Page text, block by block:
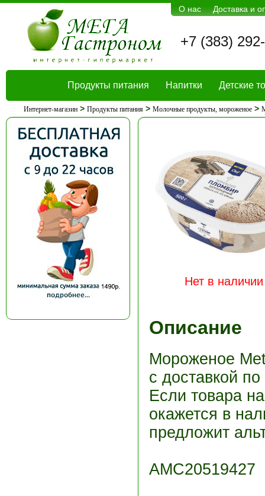
О нас Доставка и
+7 (383)
Продукты питания Напитки Детские
Интернет-магазин> Продукты питания> Молочные продукты, мороженое>
Нет в наличии
Описание
Мороженое
с доставкой
Если товара
окажется в
предложит
АМС20519427